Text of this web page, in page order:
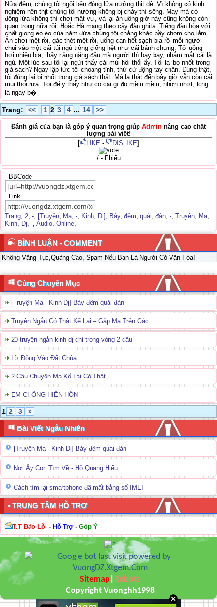
Nửa đêm, chúng tôi ngồi bên đống lửa nướng thịt dê. Vì không có kinh
nghiệm nên thịt chúng tôi nướng không bị cháy thì sống. May mà có
đống lửa không thì chơi mất vui, vả lại ăn uống giờ này cũng không còn
quan trọng nữa rồi. Hoắc Hà mang theo cây đàn ghita. Tiếng đàn hòa với
chất giọng eo éo của năm đứa chúng tôi chẳng khác bầy chom cho lắm.
Ăn chơi mệt rồi, gào thét mệt rồi, uống cạn hết sạch bia rồi mỗi người
chui vào một cái túi ngủ trông giống hệt như cái bánh chưng. Tôi uống
hơi nhiều bia, thấy nặng nặng đầu mà người thì bay bay, nhắm mắt cái là
ngủ. Một lúc sau tôi lại ngửi thấy cái mùi hôi thối ấy. Tôi lại bọ nhốt trong
giá sách? Ngay lập tức tôi choàng tỉnh, thử cử động tay chân. Đúng thật,
tôi đúng lại bị nhốt trong giá sách thật. Mà lạ thật đến bây giờ vẫn còn cái
mùi thối rữa. Tôi để ý thấy như có cái gì đó mềm mềm, nhơn nhớt, lông
lá ngay b�
Trang: << 1 2 3 4 ... 14 >>
Đánh giá của bạn là góp ý quan trọng giúp Admin nâng cao chất
lượng bài viết!
[
LIKE - DISLIKE]
/ - Phiếu
- BBCode
- Link
Trang, 2, -, [Truyện, Ma, -, Kinh, Dị] , Bảy, đêm, quái, đản, -, Truyện, Ma,
Kinh, Dị, -, Audio, Online,
BÌNH LUẬN - COMMENT
Không Văng Tục,Quảng Cáo, Spam Nếu Bạn Là Người Có Văn Hóa!
Cùng Chuyên Mục
[Truyện Ma - Kinh Dị] Bảy đêm quái đản
Truyện Ngắn Có Thật Kể Lại – Gặp Ma Trên Gác
20 truyện ngắn kinh dị chỉ trong vòng 2 câu
Lỡ Động Vào Đất Chùa
2 Câu Chuyện Ma Kể Lại Có Thật
EM CHỒNG HIỆN HỒN
1 2 3 »
Bài Viết Ngẫu Nhiên
[Truyện Ma - Kinh Dị] Bảy đêm quái đản
Nơi Ấy Con Tìm Về - Hồ Quang Hiếu
Cách tìm lại smartphone đã mất bằng số IMEI
• TRUNG TÂM HỖ TRỢ
T.T Báo Lỗi - Hỗ Trợ- Góp Ý
Sitemap Robots
Copyright Vuonghh1998